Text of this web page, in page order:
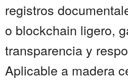
registros
o blockchain ligero,
transparencia y
Aplicable a madera